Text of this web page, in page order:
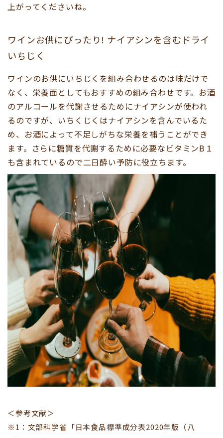
上がってくださいね。
ワインお供にぴったり! ナイアシンを含むドライ
いちじく
ワインのお供にいちじくを組み合わせるのは味だけで
なく、栄養面としてもおすすめの組み合わせです。お酒
のアルコールを代謝させるためにナイアシンが使われ
るのですが、いちくじくはナイアシンを含んでいるた
め、お酒によって不足しがちな栄養を補うことができ
ます。さらに糖質を代謝するために必要なビタミンB１
も含まれているので二日酔い予防に役立ちます。
＜参考文献＞
※1：文部科学省「日本食品標準成分表2020年版（八